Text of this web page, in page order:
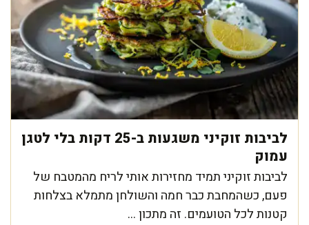
לביבות זוקיני משגעות ב-25 דקות בלי לטגן
עמוק
לביבות זוקיני תמיד מחזירות אותי לריח מהמטבח של
פעם, כשהמחבת כבר חמה והשולחן מתמלא בצלחות
קטנות לכל הטועמים. זה מתכון ...